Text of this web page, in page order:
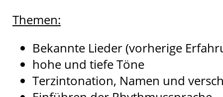
Themen:
Bekannte Lieder (vorherige
hohe und tiefe Töne
Terzintonation, Namen und